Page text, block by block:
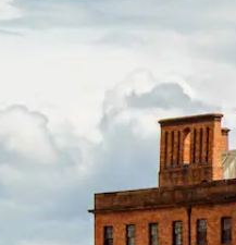
стрілками вгору та вниз або